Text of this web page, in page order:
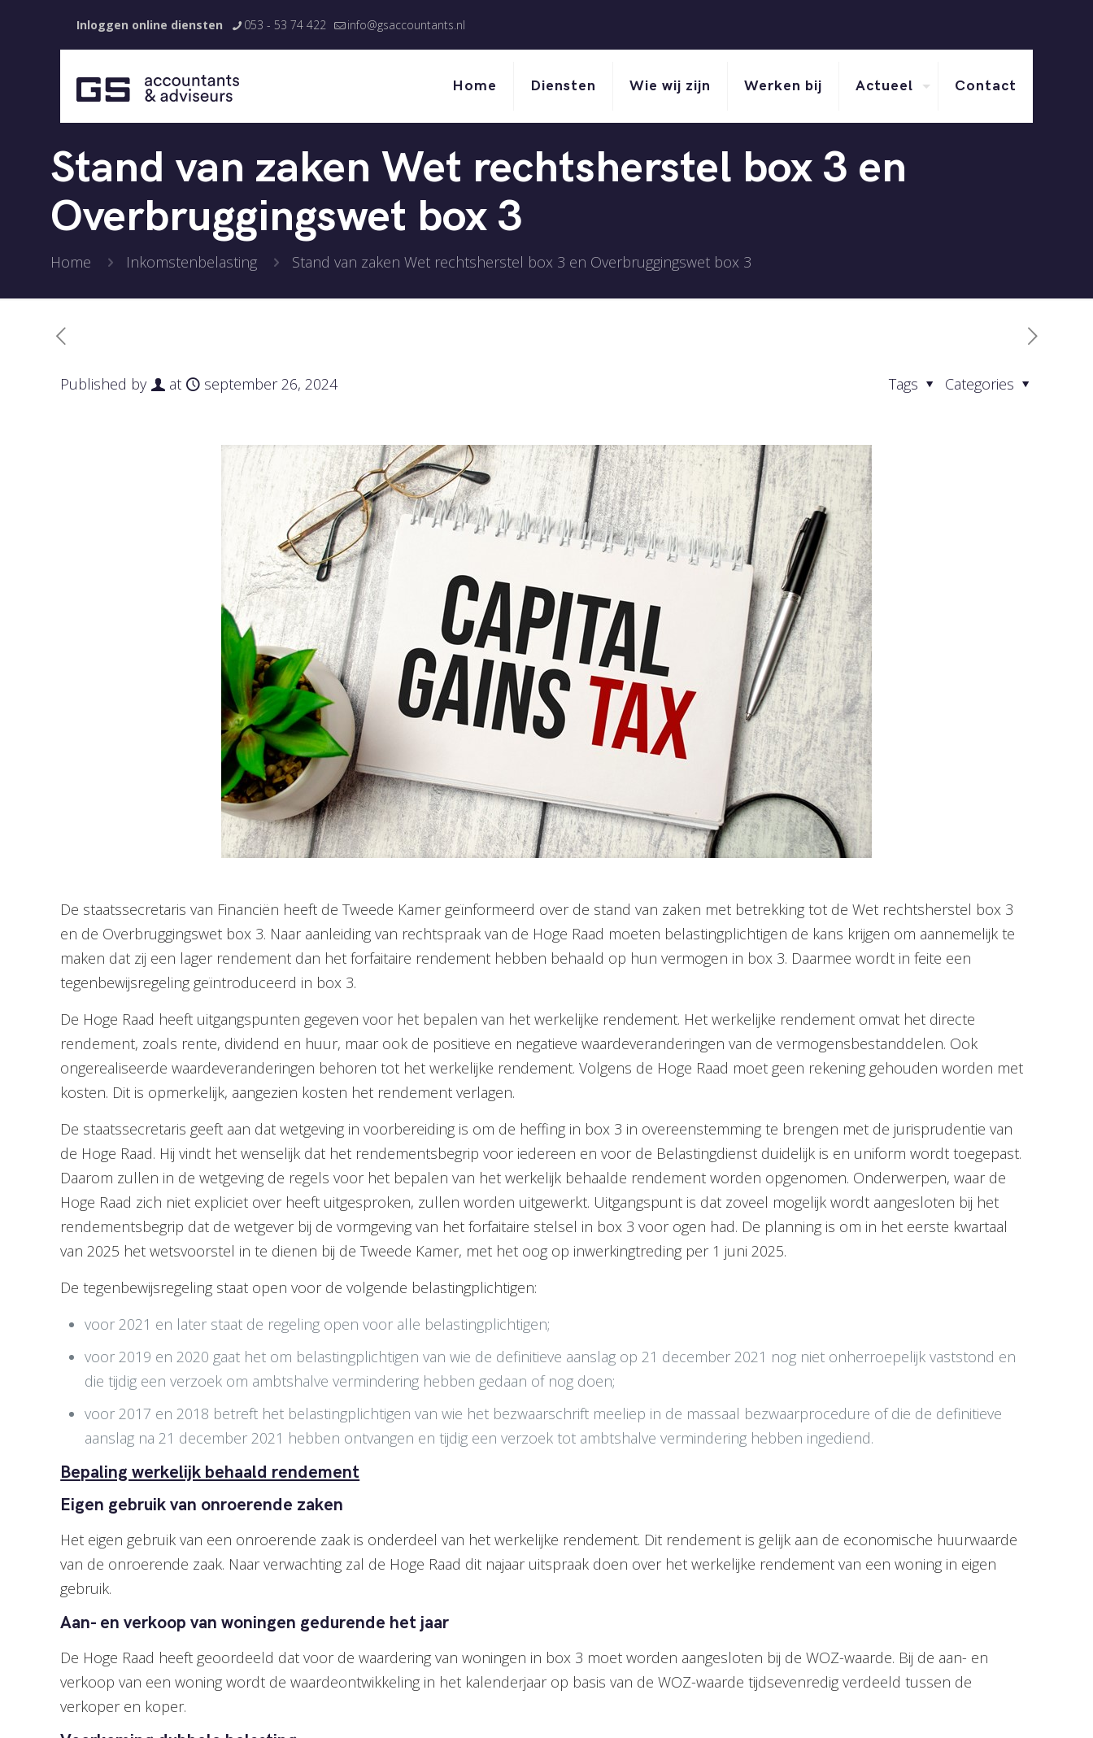
Inloggen online diensten 053 - 53 74 422 info@gsaccountants.nl
Home Diensten Wie wij zijn Werken bij Actueel Contact
Stand van zaken Wet rechtsherstel box 3 en
Overbruggingswet box 3
Home Inkomstenbelasting Stand van zaken Wet rechtsherstel box 3 en Overbruggingswet box 3
Published by at september 26, 2024 Categories
Tags
De staatssecretaris van Financiën heeft de Tweede Kamer geïnformeerd over de stand van zaken met betrekking tot de Wet rechtsherstel box 3
en de Overbruggingswet box 3. Naar aanleiding van rechtspraak van de Hoge Raad moeten belastingplichtigen de kans krijgen om aannemelijk te
maken dat zij een lager rendement dan het forfaitaire rendement hebben behaald op hun vermogen in box 3. Daarmee wordt in feite een
tegenbewijsregeling geïntroduceerd in box 3.
De Hoge Raad heeft uitgangspunten gegeven voor het bepalen van het werkelijke rendement. Het werkelijke rendement omvat het directe
rendement, zoals rente, dividend en huur, maar ook de positieve en negatieve waardeveranderingen van de vermogensbestanddelen. Ook
ongerealiseerde waardeveranderingen behoren tot het werkelijke rendement. Volgens de Hoge Raad moet geen rekening gehouden worden met
kosten. Dit is opmerkelijk, aangezien kosten het rendement verlagen.
De staatssecretaris geeft aan dat wetgeving in voorbereiding is om de heffing in box 3 in overeenstemming te brengen met de jurisprudentie van
de Hoge Raad. Hij vindt het wenselijk dat het rendementsbegrip voor iedereen en voor de Belastingdienst duidelijk is en uniform wordt toegepast.
Daarom zullen in de wetgeving de regels voor het bepalen van het werkelijk behaalde rendement worden opgenomen. Onderwerpen, waar de
Hoge Raad zich niet expliciet over heeft uitgesproken, zullen worden uitgewerkt. Uitgangspunt is dat zoveel mogelijk wordt aangesloten bij het
rendementsbegrip dat de wetgever bij de vormgeving van het forfaitaire stelsel in box 3 voor ogen had. De planning is om in het eerste kwartaal
van 2025 het wetsvoorstel in te dienen bij de Tweede Kamer, met het oog op inwerkingtreding per 1 juni 2025.
De tegenbewijsregeling staat open voor de volgende belastingplichtigen:
voor 2021 en later staat de regeling open voor alle belastingplichtigen;
voor 2019 en 2020 gaat het om belastingplichtigen van wie de definitieve aanslag op 21 december 2021 nog niet onherroepelijk vaststond en
die tijdig een verzoek om ambtshalve vermindering hebben gedaan of nog doen;
voor 2017 en 2018 betreft het belastingplichtigen van wie het bezwaarschrift meeliep in de massaal bezwaarprocedure of die de definitieve
aanslag na 21 december 2021 hebben ontvangen en tijdig een verzoek tot ambtshalve vermindering hebben ingediend.
Bepaling werkelijk behaald rendement
Eigen gebruik van onroerende zaken
Het eigen gebruik van een onroerende zaak is onderdeel van het werkelijke rendement. Dit rendement is gelijk aan de economische huurwaarde
van de onroerende zaak. Naar verwachting zal de Hoge Raad dit najaar uitspraak doen over het werkelijke rendement van een woning in eigen
gebruik.
Aan- en verkoop van woningen gedurende het jaar
De Hoge Raad heeft geoordeeld dat voor de waardering van woningen in box 3 moet worden aangesloten bij de WOZ-waarde. Bij de aan- en
verkoop van een woning wordt de waardeontwikkeling in het kalenderjaar op basis van de WOZ-waarde tijdsevenredig verdeeld tussen de
verkoper en koper.